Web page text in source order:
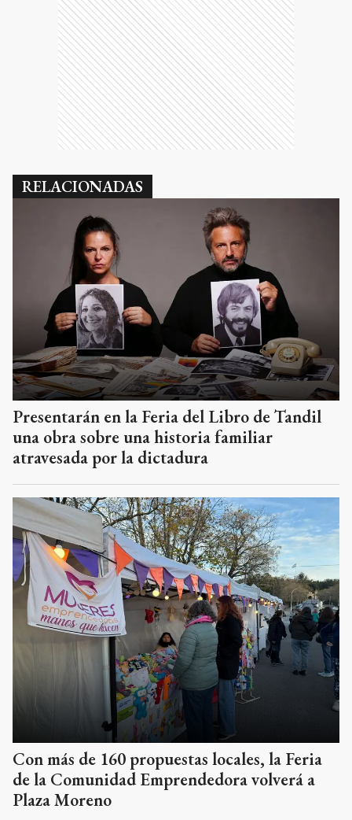
RELACIONADAS
Presentarán en la Feria del Libro de Tandil
una obra sobre una historia familiar
atravesada por la dictadura
Con más de 160 propuestas locales, la Feria
de la Comunidad Emprendedora volverá a
Plaza Moreno